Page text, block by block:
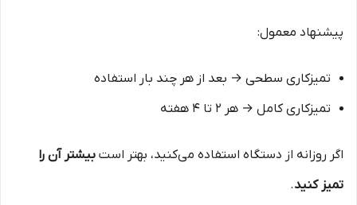
پیشنهاد معمول:
تمیزکاری سطحی → بعد از هر چند بار استفاده
تمیزکاری کامل → هر ۲ تا ۴ هفته
اگر روزانه از دستگاه استفاده می‌کنید، بهتر است بیشتر آن را
تمیز کنید.